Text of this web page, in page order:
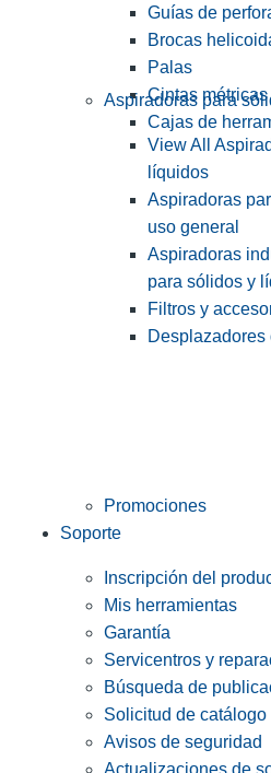
Guías de
Brocas
Palas
Cintas métricas
Cajas de
Aspiradoras para
View All
líquidos
Aspiradoras
uso general
Aspiradoras
para sólidos y
Filtros y
Desplazadores
Promociones
Soporte
Inscripción del
Mis herramientas
Garantía
Servicentros y
Búsqueda de
Solicitud de catálogo
Avisos de seguridad